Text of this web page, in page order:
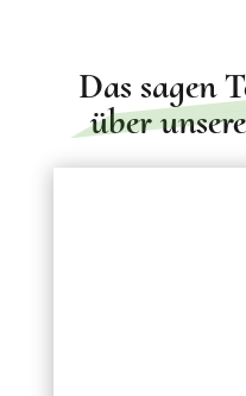
Das sagen
über
Für uns gehört es zu